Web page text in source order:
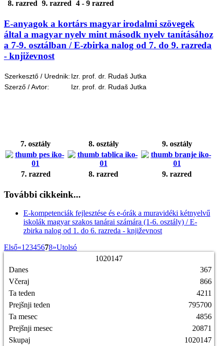
8. razred 9. razred 4 - 9 razred
E-anyagok a kortárs magyar irodalmi szövegek
által a magyar nyelv mint másodk nyelv tanításához
a 7-9. osztálban / E-zbirka nalog od 7. do 9. razreda
- književnost
Szerkesztő / Urednik: Izr. prof. dr. Rudaš Jutka
Szerző / Avtor:
Izr. prof. dr. Rudaš Jutka
7. osztály 8. osztály 9. osztály
7. razred 8. razred 9. razred
További cikkeink...
E-kompetenciák fejlesztése és e-órák a muravidéki kétnyelvű
iskolák magyar szakos tanárai számára (1-6. osztály) / E-
zbirka nalog od 1. do 6. razreda - književnost
Első«1 2345678»Utolsó
1020147
Danes
Včeraj
Ta teden
Prejšnji teden
Ta mesec
Prejšnji mesec
Skupaj
367
866
4211
795700
4856
20871
1020147